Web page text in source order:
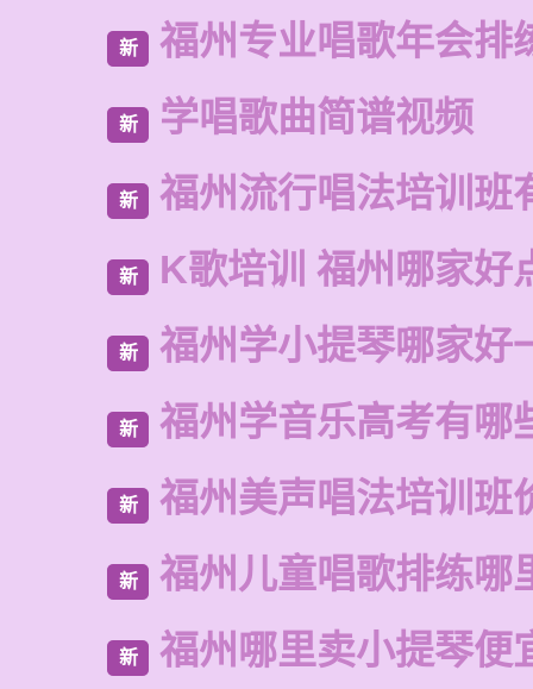
新 福州专业唱歌年会排
新 学唱歌曲简谱视频
新 福州流行唱法培训班
新 K歌培训 福州哪家好
新 福州学小提琴哪家好
新 福州学音乐高考有哪
新 福州美声唱法培训班
新 福州儿童唱歌排练哪
新 福州哪里卖小提琴便